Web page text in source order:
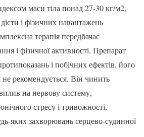
маси тіла понад 27-30 кг/м2,
і фізичних навантажень
терапія передбачає
і фізичної активності. Препарат
і побічних ефектів, його
не рекомендується. Він чинить
на нервову систему,
стресу і тривожності,
яких захворювань серцево-судинної